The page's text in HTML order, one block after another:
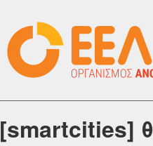
[smartcities]